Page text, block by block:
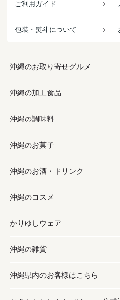
ご利用ガイド
包装・熨斗について
沖縄のお取り寄せグルメ
お取り寄せグルメ
フルーツ・野菜
お肉
海産物
沖縄の加工食品
加工食品
缶詰／パウチ
沖縄料理
沖縄そば／乾麺
レトルト食品
乾物／粉類
沖縄の調味料
調味料
砂糖／黒砂糖
塩
お酢／ドレッシング
しょうゆ
みそ
沖縄のお菓子
お菓子
黒糖
ちんすこう
伝統菓子
スナック
沖縄のお酒・ドリンク
お酒・ドリンク
泡盛
ビール・チューハイ
ワイン・ウィスキー・カクテル
沖縄のコスメ
コスメ
スキンケア
ボディケア
かりゆしウェア
かりゆしウェア
メンズ
沖縄の雑貨
雑貨
沖縄県内のお客様はこちら